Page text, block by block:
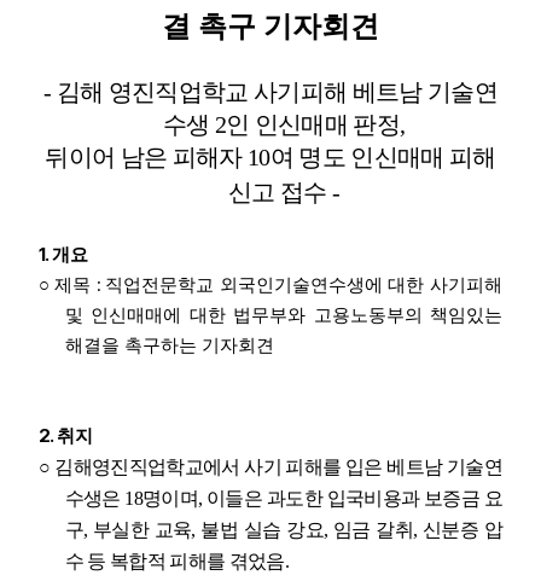
결 촉구 기자회견
- 김해 영진직업학교 사기피해 베트남 기술연
수생 2인 인신매매 판정,
뒤이어 남은 피해자 10여 명도 인신매매 피해
신고 접수 -
1.개요
○ 제목 : 직업전문학교 외국인기술연수생에 대한 사기피해
및 인신매매에 대한 법무부와 고용노동부의 책임있는
해결을 촉구하는 기자회견
2. 취지
○ 김해영진직업학교에서 사기 피해를 입은 베트남 기술연
수생은 18명이며, 이들은 과도한 입국비용과 보증금 요
구, 부실한 교육, 불법 실습 강요, 임금 갈취 , 신분증 압
수 등 복합적 피해를 겪었음.